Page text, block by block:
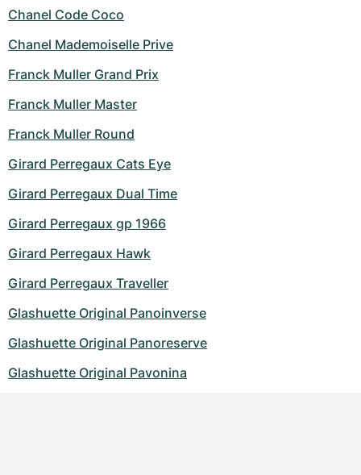
Chanel Code Coco
Chanel Mademoiselle Prive
Franck Muller Grand Prix
Franck Muller Master
Franck Muller Round
Girard Perregaux Cats Eye
Girard Perregaux Dual Time
Girard Perregaux gp 1966
Girard Perregaux Hawk
Girard Perregaux Traveller
Glashuette Original Panoinverse
Glashuette Original Panoreserve
Glashuette Original Pavonina